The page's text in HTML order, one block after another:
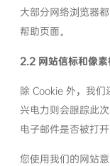
大部分网络浏览器
帮助页面。
2.2 网站信标和像素
除 Cookie 外，我
兴电力则会跟踪此
电子邮件是否被打
您使用我们的网站